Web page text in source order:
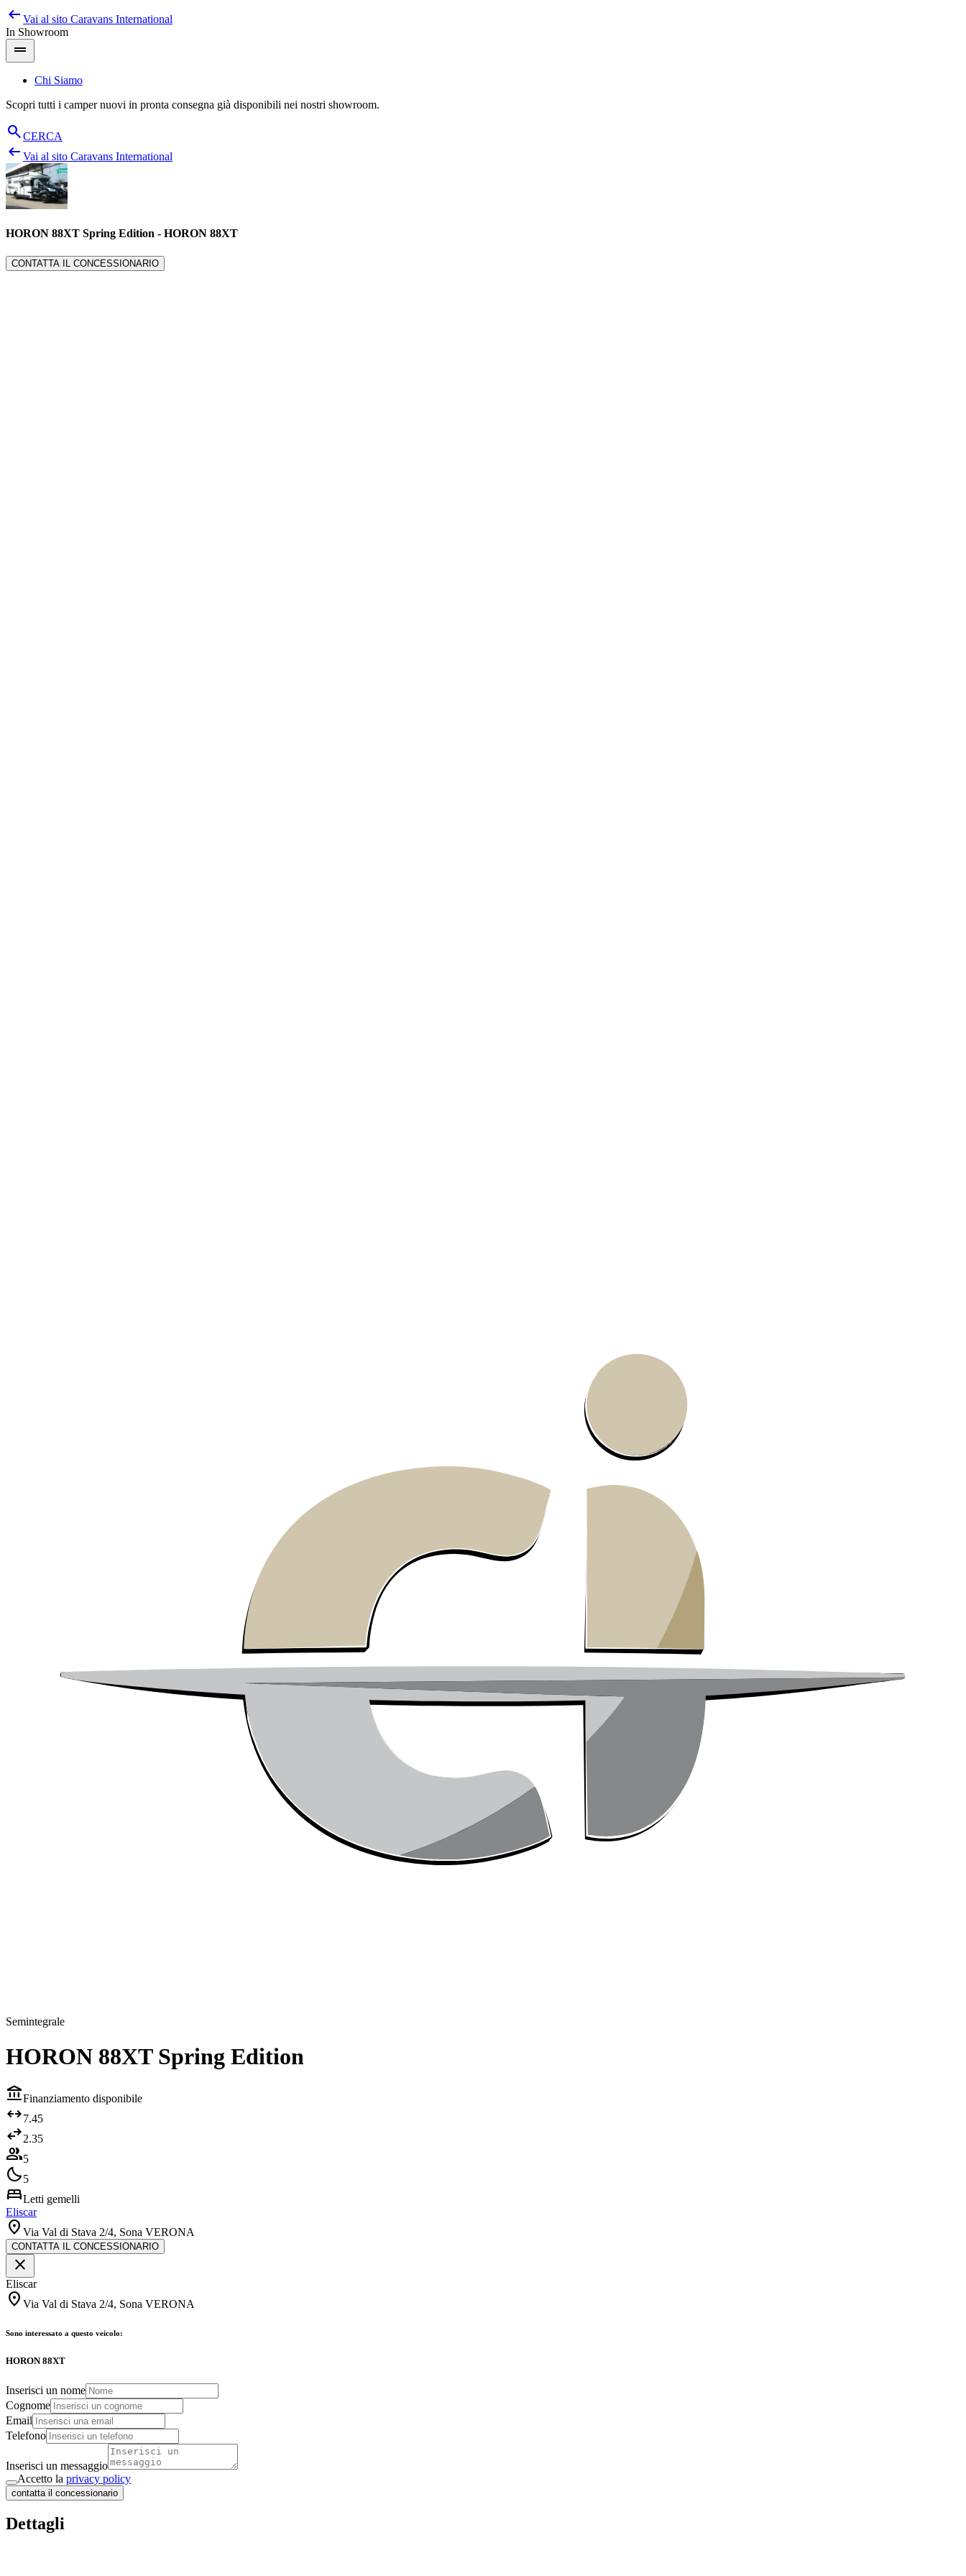
Salta
contenuto
arrow_left_alt Vai al sito Caravans International
In Showroom
drag_handle
Chi Siamo
Scopri tutti i camper nuovi in pronta consegna già disponibili nei nostri showroom.
searchCERCA
arrow_left_alt Vai al sito Caravans International
HORON 88XT Spring Edition - HORON 88XT
CONTATTA IL CONCESSIONARIO
Semintegrale
HORON 88XT Spring Edition
account_balanceFinanziamento disponibile
arrows_outward7.45
swap_horiz2.35
group5
bedtime5
bedLetti gemelli
Eliscar
location_on Via Val di Stava 2/4, Sona VERONA
CONTATTA IL CONCESSIONARIO
close
Eliscar
location_on Via Val di Stava 2/4, Sona VERONA
Sono interessato a questo veicolo:
HORON 88XT
Inserisci un nome
Cognome
Email
Telefono
Inserisci un messaggio
Accetto la privacy policy
contatta il concessionario
Dettagli